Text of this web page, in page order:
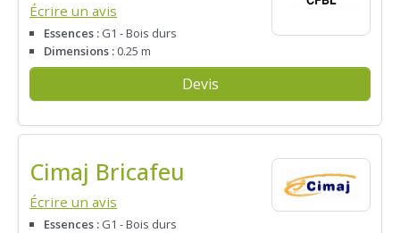
Écrire un avis
Essences : G1 - Bois durs
Dimensions : 0.25 m
Devis
Cimaj Bricafeu
Écrire un avis
Essences : G1 - Bois durs